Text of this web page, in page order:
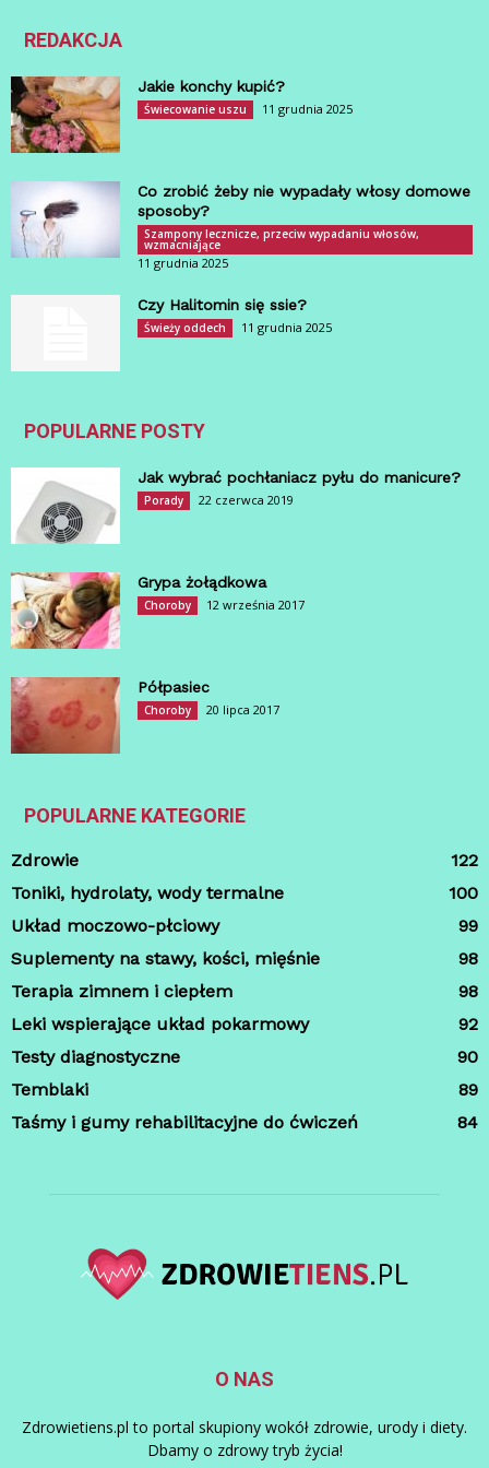
REDAKCJA
Jakie konchy kupić?
Świecowanie uszu 11 grudnia 2025
Co zrobić żeby nie wypadały włosy domowe
sposoby?
Szampony lecznicze, przeciw wypadaniu włosów,
wzmacniające
11 grudnia 2025
Czy Halitomin się ssie?
Świeży oddech 11 grudnia 2025
POPULARNE POSTY
Jak wybrać pochłaniacz pyłu do manicure?
Porady 22 czerwca 2019
Grypa żołądkowa
Choroby 12 września 2017
Półpasiec
Choroby 20 lipca 2017
POPULARNE KATEGORIE
Zdrowie
122
Toniki, hydrolaty, wody termalne
100
Układ moczowo-płciowy
99
Suplementy na stawy, kości, mięśnie
98
Terapia zimnem i ciepłem
98
Leki wspierające układ pokarmowy
92
Testy diagnostyczne
90
Temblaki
89
Taśmy i gumy rehabilitacyjne do ćwiczeń
84
O NAS
Zdrowietiens.pl to portal skupiony wokół zdrowie, urody i diety.
Dbamy o zdrowy tryb życia!